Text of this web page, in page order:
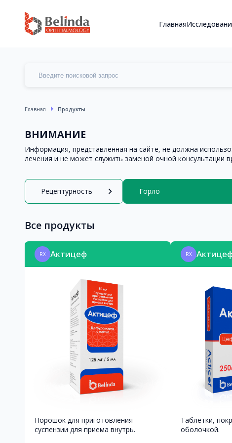
Главная
Главная arrow_right Продукты
ВНИМАНИЕ
Информация, представленная на сайте, не должна
лечения и не может служить заменой очной консультации
Рецептурность chevron_right Горло
Все продукты
RX Актицеф
Порошок для приготовления
суспензии для приема внутрь.
RX
Таблетки,
оболочкой.